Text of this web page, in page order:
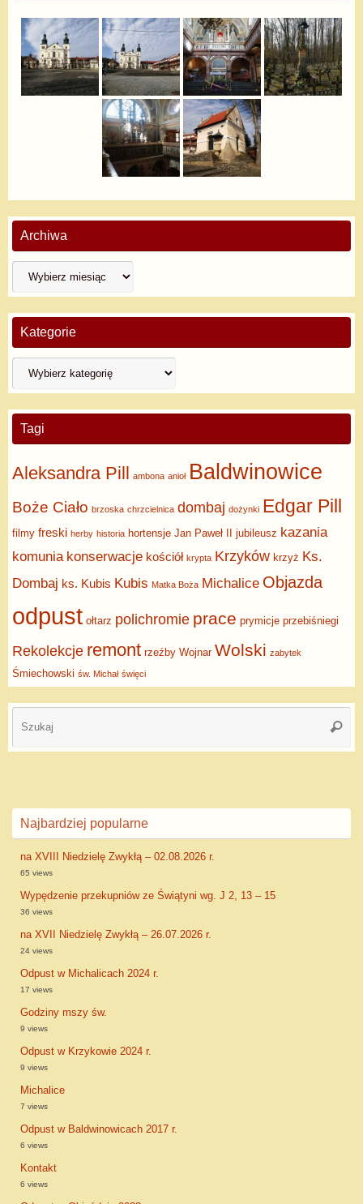
Archiwa
Kategorie
Tagi
Aleksandra Pill ambona anioł Baldwinowice
Boże Ciało brzoska chrzcielnica dombaj dożynki Edgar Pill
filmy freski herby historia hortensje Jan Paweł II jubileusz kazania
komunia konserwacje kościół krypta Krzyków krzyż Ks.
Dombaj ks. Kubis Kubis Matka Boża Michalice Objazda
odpust ołtarz polichromie prace prymicje przebiśniegi
Rekolekcje remont rzeźby Wojnar Wolski zabytek
Śmiechowski św. Michał święci
Najbardziej popularne
na XVIII Niedzielę Zwykłą – 02.08.2026 r.
65 views
Wypędzenie przekupniów ze Świątyni wg. J 2, 13 – 15
36 views
na XVII Niedzielę Zwykłą – 26.07.2026 r.
24 views
Odpust w Michalicach 2024 r.
17 views
Godziny mszy św.
9 views
Odpust w Krzykowie 2024 r.
9 views
Michalice
7 views
Odpust w Baldwinowicach 2017 r.
6 views
Kontakt
6 views